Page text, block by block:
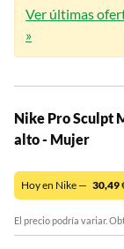
Ver últimas
»
Nike Pro Sculpt
alto - Mujer
Hoy en Nike — 30,49
El precio podría variar.